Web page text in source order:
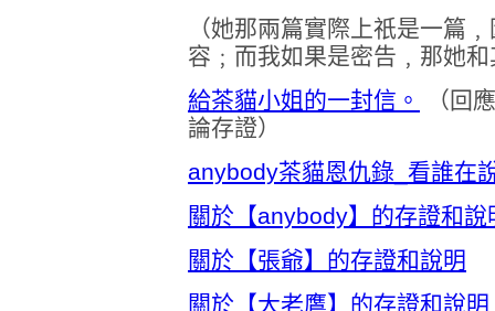
（她那兩篇實際上祇是一篇
容﹔而我如果是密告﹐那她
給茶貓小姐的一封信。
（回
論存證）
anybody茶貓恩仇錄_看誰在
關於【anybody】的存證和說
關於【張爺】的存證和說明
關於【大老鷹】的存證和說明